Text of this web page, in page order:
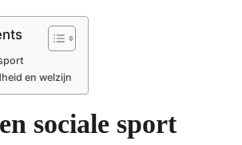
en welzijn
sociale sport